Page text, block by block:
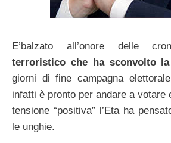
E’balzato all’onore delle
terroristico che ha sconvolto la
giorni di fine campagna
infatti è pronto per andare a votare
tensione “positiva” l’Eta ha
le unghie.